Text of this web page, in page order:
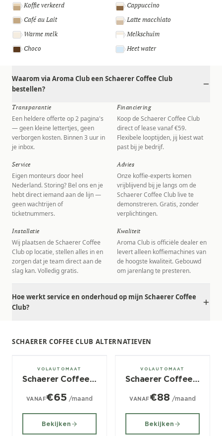
Koffie verkeerd
Cappuccino
Café au Lait
Latte macchiato
Warme melk
Melkschuim
Choco
Heet water
Waarom via Aroma Club een Schaerer Coffee Club
bestellen?
Transparantie
Een heldere offerte op 2 pagina's
— geen kleine lettertjes, geen
verborgen kosten. Binnen 3 uur in
je inbox.
Financiering
Koop de Schaerer Coffee Club
direct of lease vanaf €59.
Flexibele looptijden, jij kiest wat
past bij je bedrijf.
Service
Eigen monteurs door heel
Nederland. Storing? Bel ons en je
hebt direct iemand aan de lijn —
geen wachtrijen of
ticketnummers.
Advies
Onze koffie-experts komen
vrijblijvend bij je langs om de
Schaerer Coffee Club live te
demonstreren. Gratis, zonder
verplichtingen.
Installatie
Wij plaatsen de Schaerer Coffee
Club op locatie, stellen alles in en
zorgen dat je team direct aan de
slag kan. Volledig gratis.
Kwaliteit
Aroma Club is officiële dealer en
levert alleen koffiemachines van
de hoogste kwaliteit. Gebouwd
om jarenlang te presteren.
Hoe werkt service en onderhoud op mijn Schaerer Coffee
Club?
SCHAERER COFFEE CLUB ALTERNATIEVEN
± 60/dag
VOLAUTOMAAT
Schaerer Coffee Prime
VANAF€65 /maand
Bekijken
± 120/dag
VOLAUTOMAAT
Schaerer Coffee Vito
VANAF€88 /maand
Bekijken